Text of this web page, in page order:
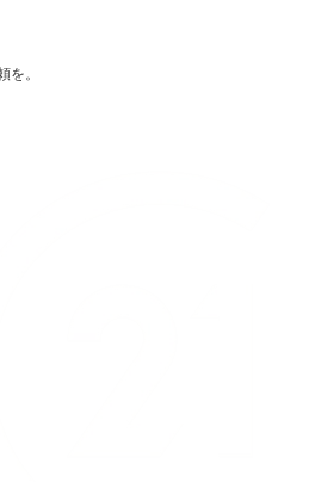
を。